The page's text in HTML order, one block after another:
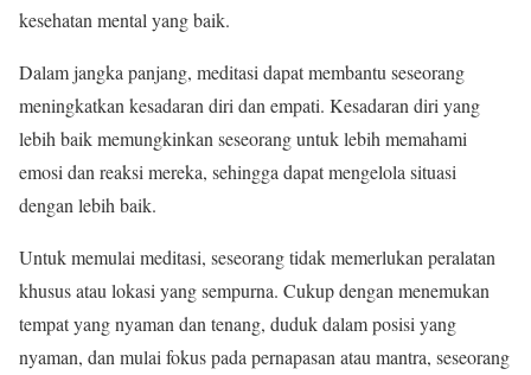
kesehatan mental yang baik.
Dalam jangka panjang, meditasi dapat membantu seseorang
meningkatkan kesadaran diri dan empati. Kesadaran diri yang
lebih baik memungkinkan seseorang untuk lebih memahami
emosi dan reaksi mereka, sehingga dapat mengelola situasi
dengan lebih baik.
Untuk memulai meditasi, seseorang tidak memerlukan peralatan
khusus atau lokasi yang sempurna. Cukup dengan menemukan
tempat yang nyaman dan tenang, duduk dalam posisi yang
nyaman, dan mulai fokus pada pernapasan atau mantra, seseorang